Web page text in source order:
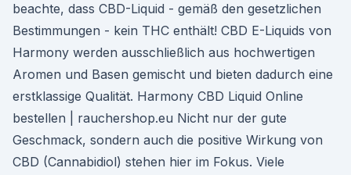
beachte, dass CBD-Liquid - gemäß den gesetzlichen
Bestimmungen - kein THC enthält! CBD E-Liquids von
Harmony werden ausschließlich aus hochwertigen
Aromen und Basen gemischt und bieten dadurch eine
erstklassige Qualität. Harmony CBD Liquid Online
bestellen | rauchershop.eu Nicht nur der gute
Geschmack, sondern auch die positive Wirkung von
CBD (Cannabidiol) stehen hier im Fokus. Viele